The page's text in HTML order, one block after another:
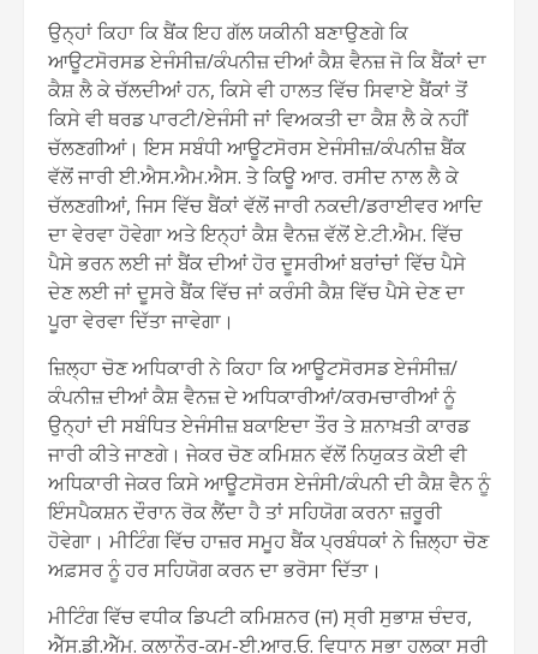
ਉਨ੍ਹਾਂ ਕਿਹਾ ਕਿ ਬੈਂਕ ਇਹ ਗੱਲ ਯਕੀਨੀ ਬਣਾਉਣਗੇ ਕਿ
ਆਊਟਸੋਰਸਡ ਏਜੰਸੀਜ਼/ਕੰਪਨੀਜ਼ ਦੀਆਂ ਕੈਸ਼ ਵੈਨਜ਼ ਜੋ ਕਿ ਬੈਂਕਾਂ ਦਾ
ਕੈਸ਼ ਲੈ ਕੇ ਚੱਲਦੀਆਂ ਹਨ, ਕਿਸੇ ਵੀ ਹਾਲਤ ਵਿੱਚ ਸਿਵਾਏ ਬੈਂਕਾਂ ਤੋਂ
ਕਿਸੇ ਵੀ ਥਰਡ ਪਾਰਟੀ/ਏਜੰਸੀ ਜਾਂ ਵਿਅਕਤੀ ਦਾ ਕੈਸ਼ ਲੈ ਕੇ ਨਹੀਂ
ਚੱਲਣਗੀਆਂ। ਇਸ ਸਬੰਧੀ ਆਊਟਸੋਰਸ ਏਜੰਸੀਜ਼/ਕੰਪਨੀਜ਼ ਬੈਂਕ
ਵੱਲੋਂ ਜਾਰੀ ਈ.ਐਸ.ਐਮ.ਐਸ. ਤੇ ਕਿਊ ਆਰ. ਰਸੀਦ ਨਾਲ ਲੈ ਕੇ
ਚੱਲਣਗੀਆਂ, ਜਿਸ ਵਿੱਚ ਬੈਂਕਾਂ ਵੱਲੋਂ ਜਾਰੀ ਨਕਦੀ/ਡਰਾਈਵਰ ਆਦਿ
ਦਾ ਵੇਰਵਾ ਹੋਵੇਗਾ ਅਤੇ ਇਨ੍ਹਾਂ ਕੈਸ਼ ਵੈਨਜ਼ ਵੱਲੋਂ ਏ.ਟੀ.ਐਮ. ਵਿੱਚ
ਪੈਸੇ ਭਰਨ ਲਈ ਜਾਂ ਬੈਂਕ ਦੀਆਂ ਹੋਰ ਦੂਸਰੀਆਂ ਬਰਾਂਚਾਂ ਵਿੱਚ ਪੈਸੇ
ਦੇਣ ਲਈ ਜਾਂ ਦੂਸਰੇ ਬੈਂਕ ਵਿੱਚ ਜਾਂ ਕਰੰਸੀ ਕੈਸ਼ ਵਿੱਚ ਪੈਸੇ ਦੇਣ ਦਾ
ਪੂਰਾ ਵੇਰਵਾ ਦਿੱਤਾ ਜਾਵੇਗਾ।
ਜ਼ਿਲ੍ਹਾ ਚੋਣ ਅਧਿਕਾਰੀ ਨੇ ਕਿਹਾ ਕਿ ਆਊਟਸੋਰਸਡ ਏਜੰਸੀਜ਼/
ਕੰਪਨੀਜ਼ ਦੀਆਂ ਕੈਸ਼ ਵੈਨਜ਼ ਦੇ ਅਧਿਕਾਰੀਆਂ/ਕਰਮਚਾਰੀਆਂ ਨੂੰ
ਉਨ੍ਹਾਂ ਦੀ ਸਬੰਧਿਤ ਏਜੰਸੀਜ਼ ਬਕਾਇਦਾ ਤੌਰ ਤੇ ਸ਼ਨਾਖ਼ਤੀ ਕਾਰਡ
ਜਾਰੀ ਕੀਤੇ ਜਾਣਗੇ। ਜੇਕਰ ਚੋਣ ਕਮਿਸ਼ਨ ਵੱਲੋਂ ਨਿਯੁਕਤ ਕੋਈ ਵੀ
ਅਧਿਕਾਰੀ ਜੇਕਰ ਕਿਸੇ ਆਊਟਸੋਰਸ ਏਜੰਸੀ/ਕੰਪਨੀ ਦੀ ਕੈਸ਼ ਵੈਨ ਨੂੰ
ਇੰਸਪੈਕਸ਼ਨ ਦੌਰਾਨ ਰੋਕ ਲੈਂਦਾ ਹੈ ਤਾਂ ਸਹਿਯੋਗ ਕਰਨਾ ਜ਼ਰੂਰੀ
ਹੋਵੇਗਾ। ਮੀਟਿੰਗ ਵਿੱਚ ਹਾਜ਼ਰ ਸਮੂਹ ਬੈਂਕ ਪ੍ਰਬੰਧਕਾਂ ਨੇ ਜ਼ਿਲ੍ਹਾ ਚੋਣ
ਅਫ਼ਸਰ ਨੂੰ ਹਰ ਸਹਿਯੋਗ ਕਰਨ ਦਾ ਭਰੋਸਾ ਦਿੱਤਾ।
ਮੀਟਿੰਗ ਵਿੱਚ ਵਧੀਕ ਡਿਪਟੀ ਕਮਿਸ਼ਨਰ (ਜ) ਸ੍ਰੀ ਸੁਭਾਸ਼ ਚੰਦਰ,
ਐੱਸ.ਡੀ.ਐੱਮ. ਕਲਾਨੌਰ-ਕਮ-ਈ.ਆਰ.ਓ. ਵਿਧਾਨ ਸਭਾ ਹਲਕਾ ਸ੍ਰੀ